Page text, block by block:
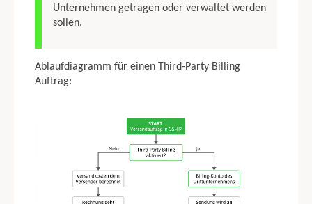
Unternehmen getragen oder verwaltet werden
sollen.
Ablaufdiagramm für einen Third-Party Billing
Auftrag:
2.17 Regeln definieren
2.18 Aktionen zu den Regeln
2.21 laender verwalten
2.22 Third-Party Billing
2.24 Einzelsendungen mit Assistent
3. GARBIT SENDCLOUD ANBINDUNG ÜBER GSHIP
4. GARBIT SHIPCLOUD ANBINDUNG ÜBER GSHIP